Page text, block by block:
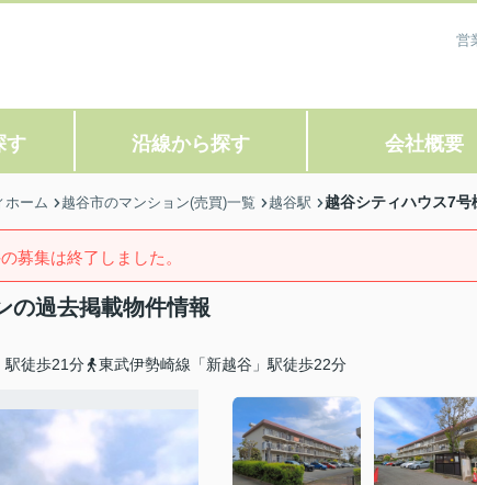
営
す 沿線から探す 会社概要
ホーム 越谷市のマンション(売買)一覧 越谷駅 越谷シティハウス7
募集は終了しました。
過去掲載物件情報
駅徒歩21分 東武伊勢崎線「新越谷」駅徒歩22分